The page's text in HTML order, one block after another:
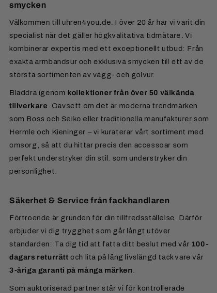
postmeddelande från Mollie med bankuppgifter. Så
Förskottsbetalning via internetbank
internetbank. All viktig information (IBAN, BIC,
meddelande) får du via e-post efter beställningen.
Presentkort
Våra presentkort kan köpas i olika valörer. De har
obegränsad giltighetstid.
Österrike:
Zon 1 (9,50 €): Belgien, Danmark, Frankrike,
Luxemburg, Monaco, Nederländerna, Österrike,
Polen, Tjeckien
: Bulgarien, Estland, Finland,
Grekland, Irland, Kroatien, Lettland, Litauen,
Malta, Portugal, Rumänien, Cypern
För säker frakt av golvur med fraktbolag till övriga
Europa tar vi ut en avgift på 250 €.
Vill du ha leverans till ett landutanför Europa?Du
hittar all information på vår sida för
Kontaktperson:Frau Schmidt
Tillgänglighet:Mån–Fre från 9:00 till 13:00
E-post:
retouren@uhren4you.de
smycken
Välkommen till uhren4you.de. I över 20 år har vi varit din
specialist när det gäller högkvalitativa tidmätare. Vi
kombinerar expertis med ett exceptionellt utbud: Från
exakta armbandsur och exklusiva smycken till ett av de
största sortimenten av vägg- och golvur.
Bläddra igenom kollektioner från över 50 välkända
tillverkare
. Oavsett om det är moderna trendmärken
som Boss och Seiko eller traditionella manufakturer som
Hermle och Kieninger – vi kuraterar vårt sortiment med
omsorg, så att du hittar precis den accessoar som
perfekt understryker din stil. som understryker din
personlighet.
Säkerhet & Service från fackhandlaren
Förtroende är grunden för din tillfredsställelse. Därför
erbjuder vi dig trygghet som går långt utöver
standarden: Ta dig tid att fatta ditt beslut med vår 100-
dagars returrätt och lita på lång livslängd tack vare vår
3-åriga garanti på många märken
Som auktoriserad partner står vi för kontrollerade